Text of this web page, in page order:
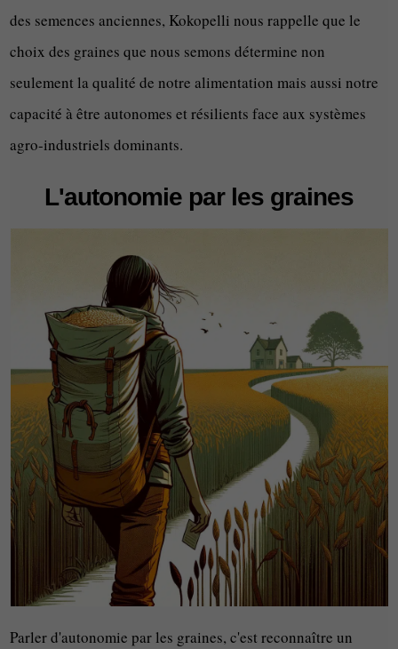
des semences anciennes, Kokopelli nous rappelle que le
choix des graines que nous semons détermine non
seulement la qualité de notre alimentation mais aussi notre
capacité à être autonomes et résilients face aux systèmes
agro-industriels dominants.
L'autonomie par les graines
Parler d'autonomie par les graines, c'est reconnaître un